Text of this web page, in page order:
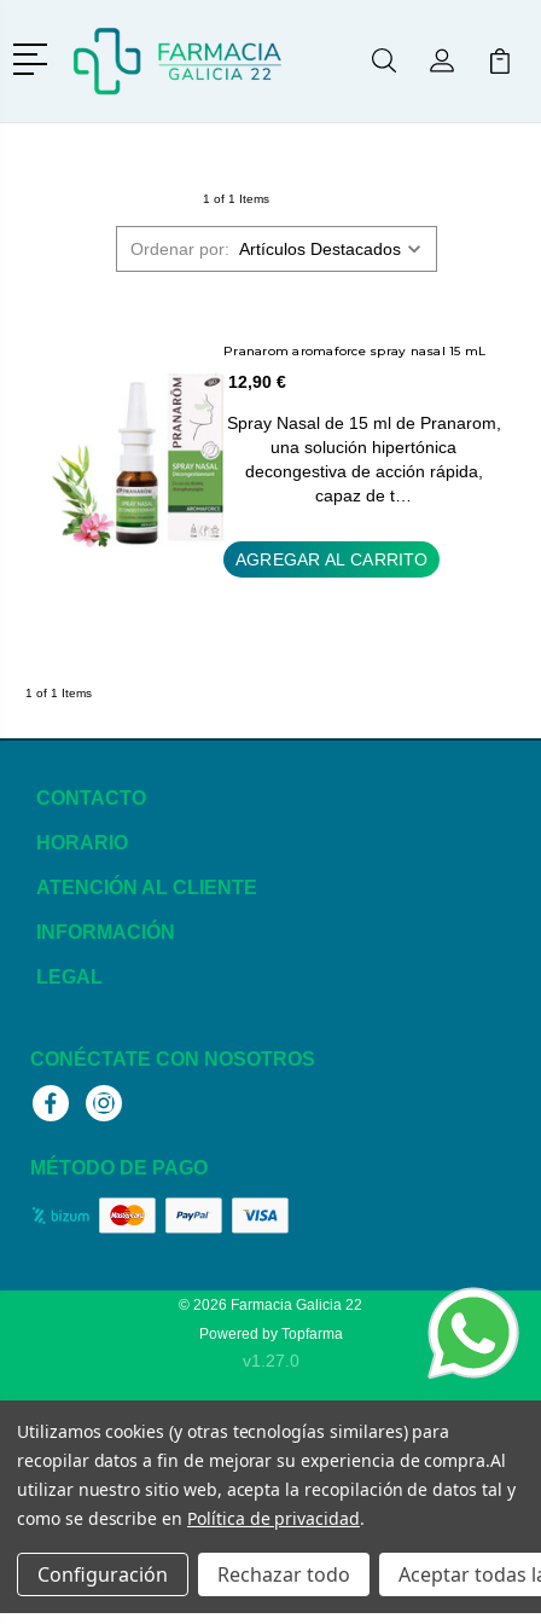
Menú
BuscarMi Cuenta
Mi
1 of 1 Items
Ordenar por:
Pranarom aromaforce spray nasal 15 mL
12,90 €
Spray Nasal de 15 ml de Pranarom,
una solución hipertónica
decongestiva de acción rápida,
capaz de t…
AGREGAR AL CARRITO
1 of 1 Items
CONTACTO
HORARIO
ATENCIÓN AL CLIENTE
INFORMACIÓN
LEGAL
CONÉCTATE CON NOSOTROS
FacebookInstagram
MÉTODO DE PAGO
© 2026 Farmacia Galicia 22
Powered by Topfarma
v1.27.0
Utilizamos cookies (y otras tecnologías similares) para
recopilar datos a fin de mejorar su experiencia de compra.Al
utilizar nuestro sitio web, acepta la recopilación de datos tal y
como se describe en Política de privacidad.
Configuración Rechazar todo Aceptar todas